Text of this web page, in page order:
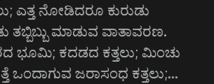
ಎತ್ತ ನೋಡಿದರೂ ಕುರುಡು
ತಬ್ಬಿಬ್ಬು ಮಾಡುವ ವಾತಾವರಣ.
ಭೂಮಿ; ಕದಡದ ಕತ್ತಲು; ಮಿಂಚು
ಒಂದಾಗುವ ಜರಾಸಂಧ ಕತ್ತಲು;…